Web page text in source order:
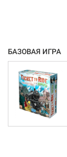
БАЗОВАЯ ИГРА